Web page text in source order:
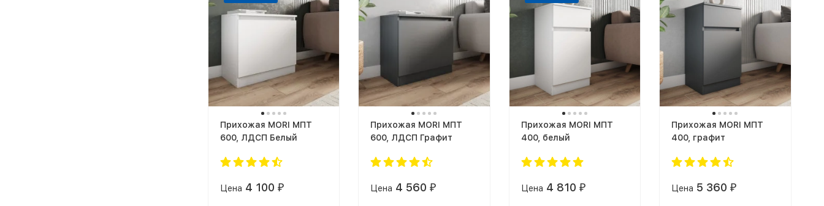
Прихожая MORI МПТ
600, ЛДСП Белый
Цена 4 100 ₽
Прихожая MORI МПТ
600, ЛДСП Графит
Цена 4 560 ₽
Прихожая MORI МПТ
400, белый
Цена 4 810 ₽
Прихожая MORI МПТ
400, графит
Цена 5 360 ₽